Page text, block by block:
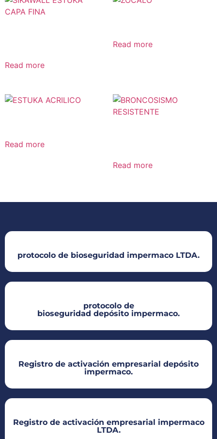
Read more
Read more
Read more
Read more
protocolo de bioseguridad impermaco LTDA.​
protocolo de
bioseguridad depósito impermaco.​
Registro de activación empresarial depósito
impermaco.​
Registro de activación empresarial impermaco
LTDA.​